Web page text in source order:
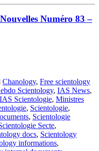
Numéro 83 –
Chanology, Free scientology
Scientology, IAS News,
IAS Scientologie, Ministres
, Scientologie,
, Scientologie
Secte,
docs, Scientology
informations,